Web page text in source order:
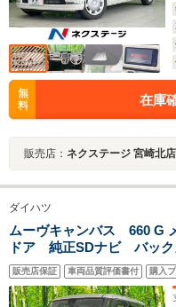
無
料
在庫
販売店： ネクステージ 宮崎北店
ダイハツ
ムーヴキャンバス 660 G
ドア 純正SDナビ バッ
ム 禁煙車 ドラレコ ス
正14インチアルミ オー
Bluetooth CD DVD再生
販売店保証 車両品質評価書付 購入